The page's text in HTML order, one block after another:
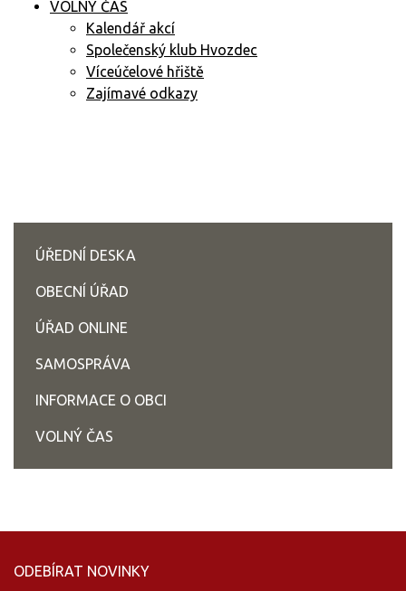
VOLNÝ ČAS
Kalendář akcí
Společenský klub Hvozdec
Víceúčelové hřiště
Zajímavé odkazy
ÚŘEDNÍ DESKA
OBECNÍ ÚŘAD
ÚŘAD ONLINE
SAMOSPRÁVA
INFORMACE O OBCI
VOLNÝ ČAS
ODEBÍRAT NOVINKY